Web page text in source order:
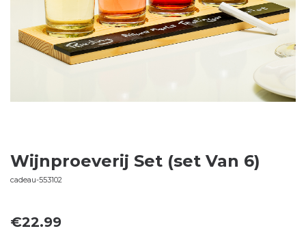
Wijnproeverij Set (set Van 6)
cadeau-553102
€22.99